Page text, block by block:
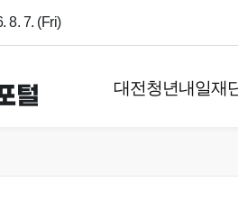
8. 7. (Fri)
대전청년내일재